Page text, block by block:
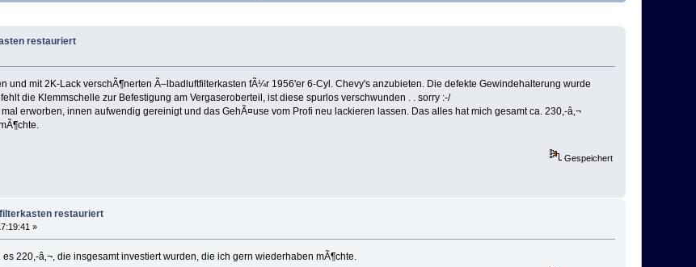
restauriert
und mit 2K-Lack verschÃ¶nerten Ã–lbadluftfilterkasten fÃ¼r 1956'er 6-Cyl. Chevy's anzubieten. Die defekte Gewindehalterung wurde
die Klemmschelle zur Befestigung am Vergaseroberteil, ist diese spurlos verschwunden . . sorry :-/
erworben, innen aufwendig gereinigt und das GehÃ¤use vom Profi neu lackieren lassen. Das alles hat mich gesamt ca. 230,-â‚¬
Gespeichert
restauriert
»
220,-â‚¬, die insgesamt investiert wurden, die ich gern wiederhaben mÃ¶chte.